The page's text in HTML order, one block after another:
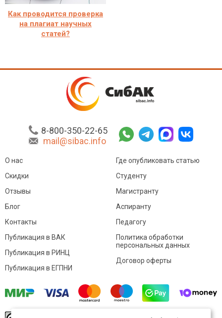
Как проводится проверка
на плагиат научных
статей?
8-800-350-22-65
mail@sibac.info
О нас
Скидки
Отзывы
Блог
Контакты
Где опубликовать статью
Студенту
Магистранту
Аспиранту
Педагогу
Публикация в ВАК
Публикация в РИНЦ
Публикация в ЕГПНИ
Политика обработки
персональных данных
Договор оферты